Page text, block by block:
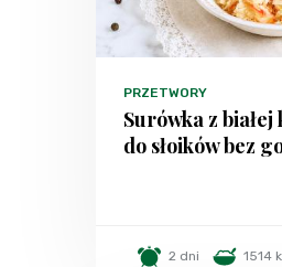
PRZETWORY
Surówka z białej
do słoików bez
2 dni 1514